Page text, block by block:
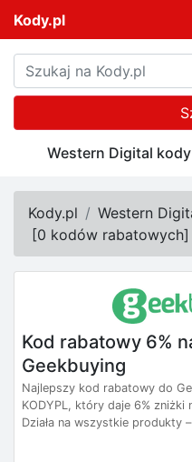
Kody.pl
Western Digital
Kody.pl
Western
[0 kodów rabatowych]
Kod rabatowy 6%
Geekbuying
Najlepszy kod rabatowy do
KODYPL, który daje 6% zniżki
Działa na wszystkie produkty